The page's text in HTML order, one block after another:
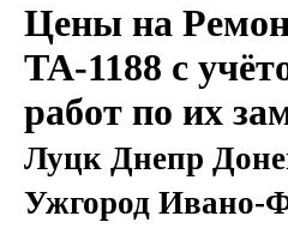
Цены на
TA-1188 с
работ по их
Луцк Днепр
Ужгород Ивано-